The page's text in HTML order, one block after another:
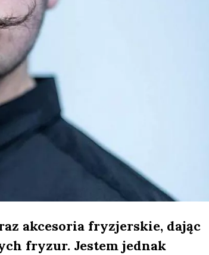
akcesoria fryzjerskie, dając
fryzur. Jestem jednak